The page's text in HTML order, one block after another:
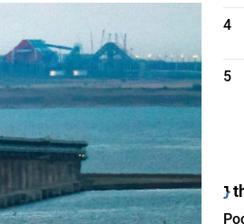
4
5